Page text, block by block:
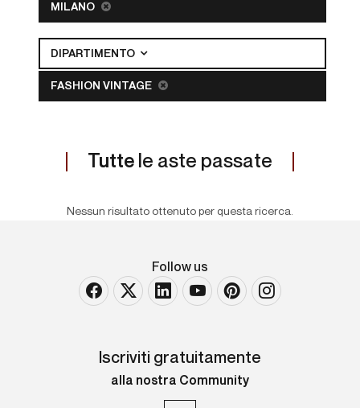
MILANO
DIPARTIMENTO
FASHION VINTAGE
Tutte le aste passate
Nessun risultato ottenuto per questa ricerca.
Follow us
Iscriviti gratuitamente
alla nostra Community